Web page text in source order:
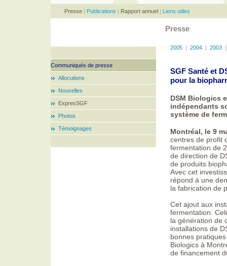
Presse | Publications | Rapport annuel | Liens utiles
Presse
Communiqués de presse
Allocutions
Nouvelles
ExpresSGF
Photos
Témoignages
2005 | 2004 | 2003
SGF Santé et
pour la
DSM Biologics
indépendants
système de
Montréal, le 9
centres de profit
fermentation de
de direction de
de produits
Avec cet
répond à une
la fabrication de
Cet ajout aux
fermentation.
la génération de
installations de
bonnes
Biologics à
de financement